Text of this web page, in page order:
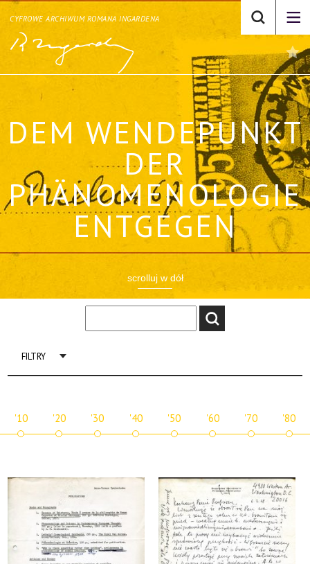
CYFROWE ARCHIWUM ROMANA INGARDENA
DEM WENDEPUNKT
DER
PHÄNOMENOLOGIE
ENTGEGEN
scrolluj w dół
FILTRY
'10 '20 '30 '40 '50 '60 '70 '80